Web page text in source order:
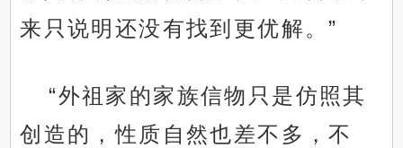
来只说明还没有找到更优解。”
“外祖家的家族信物只是仿照其
创造的，性质自然也差不多，不